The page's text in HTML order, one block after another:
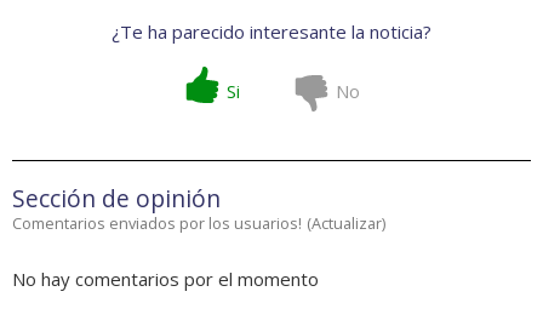
¿Te ha parecido interesante la noticia?
Si No
Sección de opinión
Comentarios enviados por los usuarios! (Actualizar)
No hay comentarios por el momento